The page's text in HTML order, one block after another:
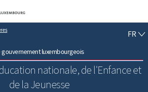
au menu principal
Aller au contenu
gouvernement luxembourgeois
nationale, de l'Enfance et
de la Jeunesse
FR